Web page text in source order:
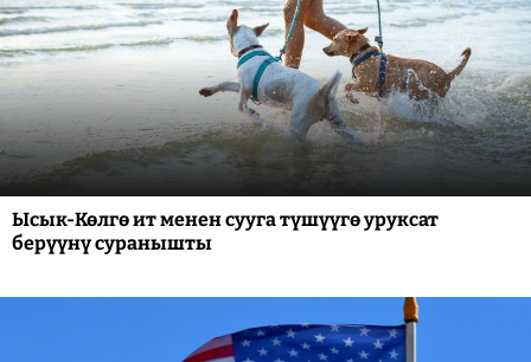
Ысык-Көлгө ит менен сууга түшүүгө уруксат
берүүнү суранышты